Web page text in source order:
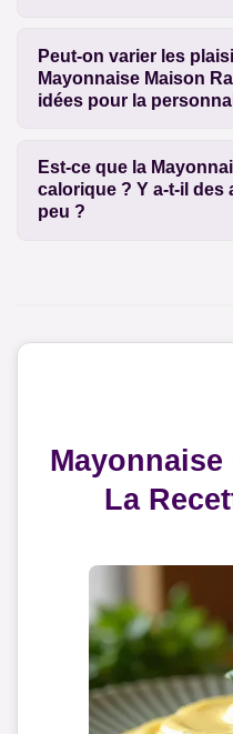
Peut-on varier les
Mayonnaise Maison
idées pour la
Est-ce que la
calorique ? Y a-t-il des
peu ?
La